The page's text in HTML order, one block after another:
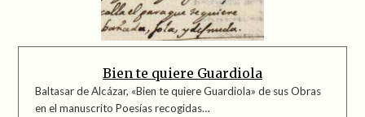
Bien te quiere Guardiola
Baltasar de Alcázar, «Bien te quiere Guardiola» de sus Obras
en el manuscrito Poesías recogidas…